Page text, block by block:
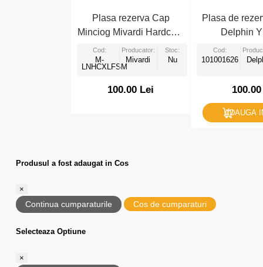
Plasa rezerva Cap
Minciog Mivardi Hardcore
XLF Floating
Cap 80X70X70cm
Cod:
M-
LNHCXLFSM
Producator:
Mivardi
Stoc:
Nu
100.00 Lei
Plasa de
Delphin
Cod:
101001626
ADAUGA
Produsul a fost adaugat in Cos
×
Continua cumparaturile Cos de cumparaturi
Selecteaza Optiune
×